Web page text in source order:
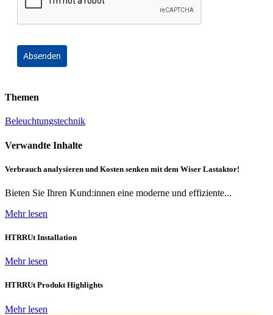
Absenden
Themen
Beleuchtungstechnik
Verwandte Inhalte
Verbrauch analysieren und Kosten senken mit dem Wiser Lastaktor!
Bieten Sie Ihren Kund:innen eine moderne und effiziente...
Mehr lesen
HTRRUt Installation
Mehr lesen
HTRRUt Produkt Highlights
Mehr lesen